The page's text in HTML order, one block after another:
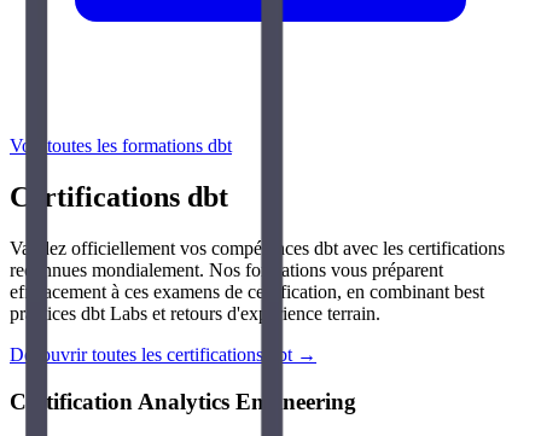
Voir toutes les formations dbt
Certifications dbt
Validez officiellement vos compétences dbt avec les certifications
reconnues mondialement. Nos formations vous préparent
efficacement à ces examens de certification, en combinant best
practices dbt Labs et retours d'expérience terrain.
Découvrir toutes les certifications dbt →
Certification Analytics Engineering